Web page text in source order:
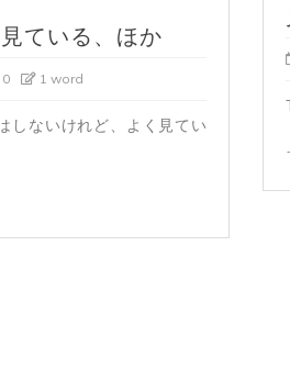
ている、ほか
0 1 word
しないけれど、よく見てい